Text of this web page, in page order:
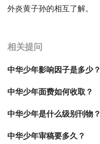
外炎黄子孙的相互了解。
相关提问
中华少年影响因子是多少？
中华少年面费如何收取？
中华少年是什么级别刊物？
中华少年审稿要多久？